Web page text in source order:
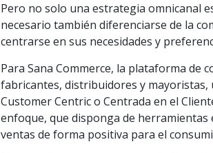
Pero no solo una estrategia omnicanal
necesario también diferenciarse de la
centrarse en sus necesidades y
Para Sana Commerce, la plataforma de
fabricantes, distribuidores y
Customer Centric o Centrada en el
enfoque, que disponga de herramientas
ventas de forma positiva para el